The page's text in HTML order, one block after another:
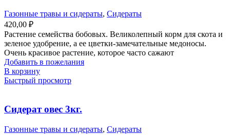
Газонные травы и сидераты, Сидераты
420,00 ₽
Растение семейства бобовых. Великолепный корм для скота и
зеленое удобрение, а ее цветки-замечательные медоносы.
Очень красивое растение, которое часто сажают
Добавить в пожелания
В корзину
Быстрый просмотр
Сидерат овес 3кг.
Газонные травы и сидераты, Сидераты